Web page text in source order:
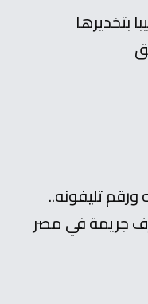
بتخديرها
تليفونه..
جريمة في مصر